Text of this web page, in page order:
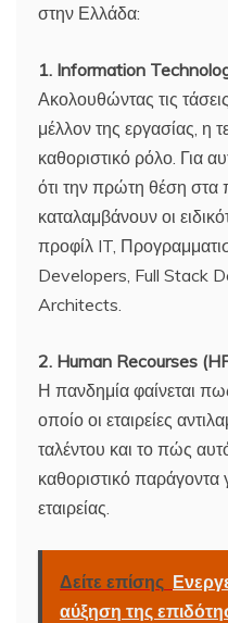
στην Ελλάδα:
1. Information
Ακολουθώντας τις
μέλλον της εργασίας, η
καθοριστικό ρόλο. Για
ότι την πρώτη θέση στα
καταλαμβάνουν οι
προφίλ IT,
Developers, Full Stack
Architects.
2. Human Recourses
Η πανδημία φαίνεται
οποίο οι εταιρείες
ταλέντου και το πώς
καθοριστικό παράγοντα
εταιρείας.
Δείτε επίσης
αύξηση της